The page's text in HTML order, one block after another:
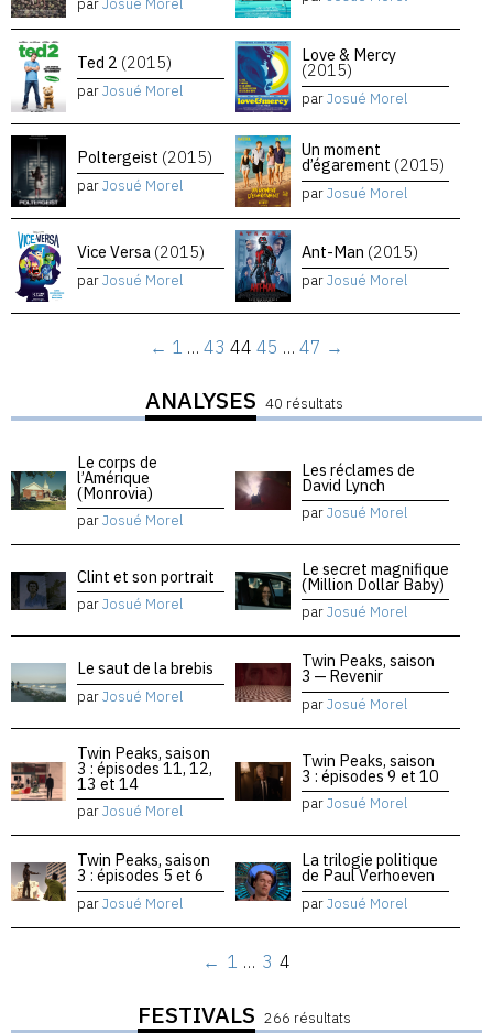
Ted 2 (2015)
parJosué Morel
Love & Mercy
(2015)
parJosué Morel
Poltergeist (2015)
parJosué Morel
Un moment
d’égarement (2015)
parJosué Morel
Vice Versa (2015)
parJosué Morel
Ant-Man (2015)
parJosué Morel
← 1 … 43 44 45 … 47 →
ANALYSES 40 résultats
Le corps de
l’Amérique
(Monrovia)
parJosué Morel
Les réclames de
David Lynch
parJosué Morel
Clint et son portrait
parJosué Morel
Le secret magnifique
(Million Dollar Baby)
parJosué Morel
Le saut de la brebis
parJosué Morel
Twin Peaks, saison
3 — Revenir
parJosué Morel
Twin Peaks, saison
3 : épisodes 11, 12,
13 et 14
parJosué Morel
Twin Peaks, saison
3 : épisodes 9 et 10
parJosué Morel
Twin Peaks, saison
3 : épisodes 5 et 6
parJosué Morel
La trilogie politique
de Paul Verhoeven
parJosué Morel
← 1 … 3 4
FESTIVALS 266 résultats